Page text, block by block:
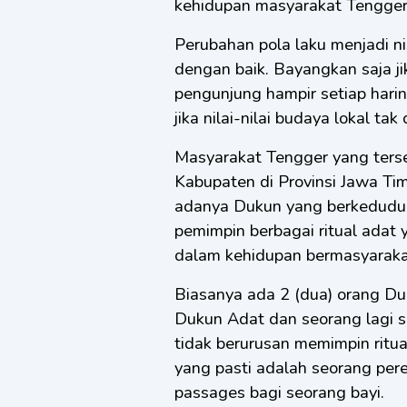
kehidupan masyarakat
Perubahan pola laku menjadi
dengan baik. Bayangkan saja
pengunjung hampir setiap
jika nilai-nilai budaya lokal tak
Masyarakat Tengger yang
Kabupaten di Provinsi Jawa
adanya Dukun yang
pemimpin berbagai ritual adat
dalam kehidupan
Biasanya ada 2 (dua) orang
Dukun Adat dan seorang lagi
tidak berurusan memimpin
yang pasti adalah seorang
passages bagi seorang bayi.